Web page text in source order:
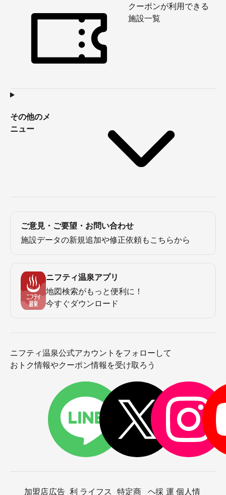
クーポンが利用できる
施設一覧
その他のメ
ニュー
ご意見・ご要望・お問い合わせ
施設データの新規追加や修正依頼もこちらから
ニフティ温泉アプリ
地図検索がもっと便利に！
今すぐダウンロード
ニフティ温泉公式アカウントをフォローして
おトク情報やクーポン情報を受け取ろう
加盟店広告 利 ライフス 特定商 ヘ採 運 個人情